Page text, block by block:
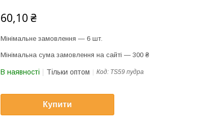
60,10 ₴
Мінімальне замовлення — 6 шт.
Мінімальна сума замовлення на сайті — 300 ₴
В наявності Тільки оптом Код: TS59 пудра
Купити